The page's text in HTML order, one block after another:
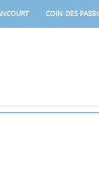
COIN DES